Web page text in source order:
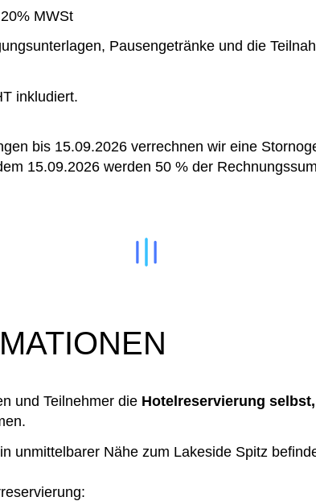
MWSt
Pausengetränke und die
inkludiert.
bis 15.09.2026 verrechnen wir eine
15.09.2026 werden 50 % der
und Teilnehmer die Hotelreservierung
unmittelbarer Nähe zum Lakeside Spitz